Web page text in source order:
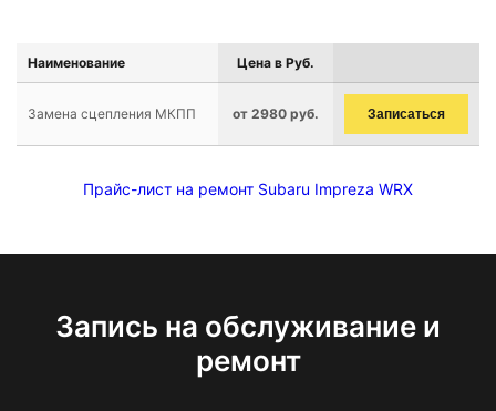
Наименование Цена в Руб.
Замена сцепления МКПП от 2980 руб. Записаться
Прайс-лист на ремонт Subaru Impreza WRX
Запись на обслуживание и
ремонт